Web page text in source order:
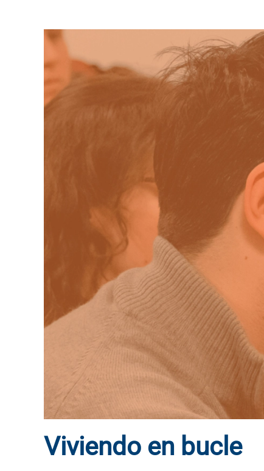
Viviendo en bucle